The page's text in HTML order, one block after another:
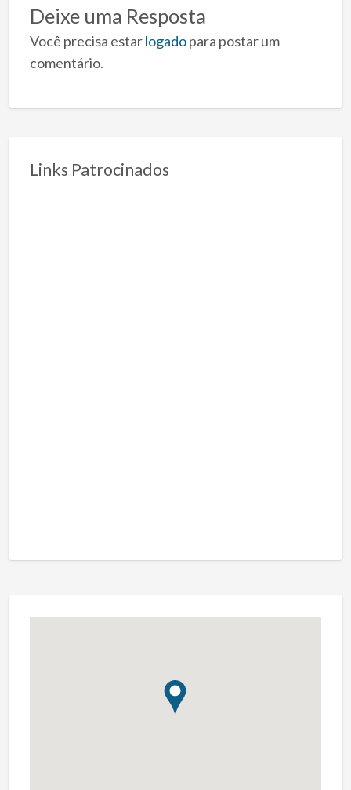
Deixe uma Resposta
Você precisa estarlogadopara postar um
comentário.
Links Patrocinados